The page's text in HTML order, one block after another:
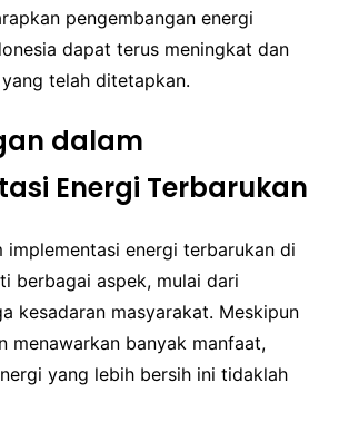
pengembangan energi
dapat terus meningkat dan
telah ditetapkan.
dalam
Energi Terbarukan
implementasi energi terbarukan di
berbagai aspek, mulai dari
kesadaran masyarakat. Meskipun
menawarkan banyak manfaat,
yang lebih bersih ini tidaklah